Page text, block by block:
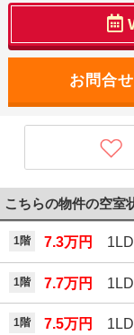
こちらの物件の空室
1階 7.3万円
1階 7.7万円
1階 7.5万円